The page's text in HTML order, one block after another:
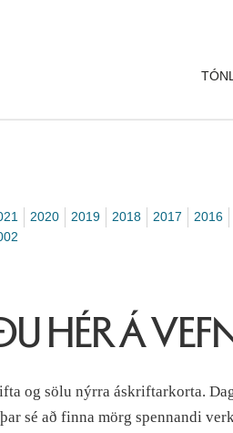
2020 2019 2018 2017 2016
HÉR Á
og sölu nýrra áskriftarkorta.
sé að finna mörg spennandi